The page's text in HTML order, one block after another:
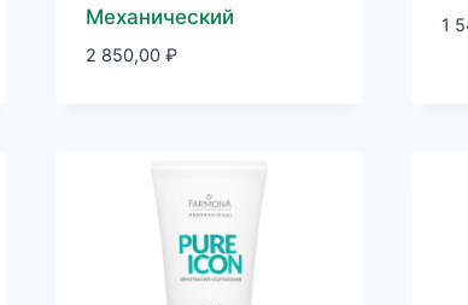
Механический
2 850,00 ₽
1